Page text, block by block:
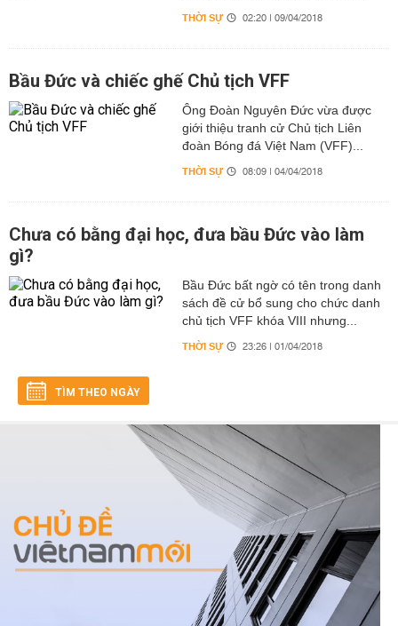
THỜI SỰ 02:20 | 09/04/2018
Bầu Đức và chiếc ghế Chủ tịch VFF
Ông Đoàn Nguyên Đức vừa được
giới thiệu tranh cử Chủ tịch Liên
đoàn Bóng đá Việt Nam (VFF)...
THỜI SỰ 08:09 | 04/04/2018
Chưa có bằng đại học, đưa bầu Đức vào làm
gì?
Bầu Đức bất ngờ có tên trong danh
sách đề cử bổ sung cho chức danh
chủ tịch VFF khóa VIII nhưng...
THỜI SỰ 23:26 | 01/04/2018
TÌM THEO NGÀY